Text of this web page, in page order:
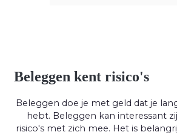
Beleggen kent risico's
Beleggen doe je met geld dat je
hebt. Beleggen kan interessant
risico's met zich mee. Het is